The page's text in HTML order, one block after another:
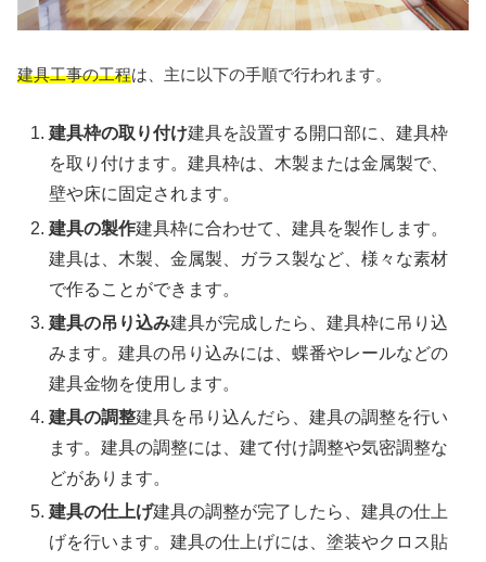
建具工事の工程は、主に以下の手順で行われます。
建具枠の取り付け建具を設置する開口部に、建具枠
を取り付けます。建具枠は、木製または金属製で、
壁や床に固定されます。
建具の製作建具枠に合わせて、建具を製作します。
建具は、木製、金属製、ガラス製など、様々な素材
で作ることができます。
建具の吊り込み建具が完成したら、建具枠に吊り込
みます。建具の吊り込みには、蝶番やレールなどの
建具金物を使用します。
建具の調整建具を吊り込んだら、建具の調整を行い
ます。建具の調整には、建て付け調整や気密調整な
どがあります。
建具の仕上げ建具の調整が完了したら、建具の仕上
げを行います。建具の仕上げには、塗装やクロス貼